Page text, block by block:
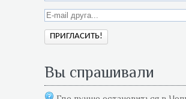
Вы спрашивали